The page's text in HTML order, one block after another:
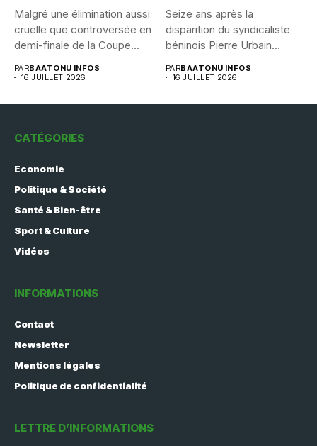
Malgré une élimination aussi
cruelle que controversée en
demi-finale de la Coupe...
PARBAATONU INFOS
16 JUILLET 2026
Seize ans après la
disparition du syndicaliste
béninois Pierre Urbain
PARBAATONU INFOS
16 JUILLET 2026
CATÉGORIES
Economie
Politique & Société
Santé & Bien-être
Sport & Culture
Vidéos
INFORMATIONS
Contact
Newsletter
Mentions légales
Politique de confidentialité
LETTRE D’INFORMATIONS